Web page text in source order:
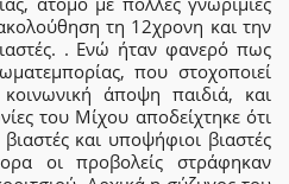
τη 12χρονη και την
. Ενώ ήταν φανερό πως
που στοχοποιεί
άποψη παιδιά, και
του Μίχου αποδείχτηκε ότι
και υποψήφιοι βιαστές
οι προβολείς στράφηκαν